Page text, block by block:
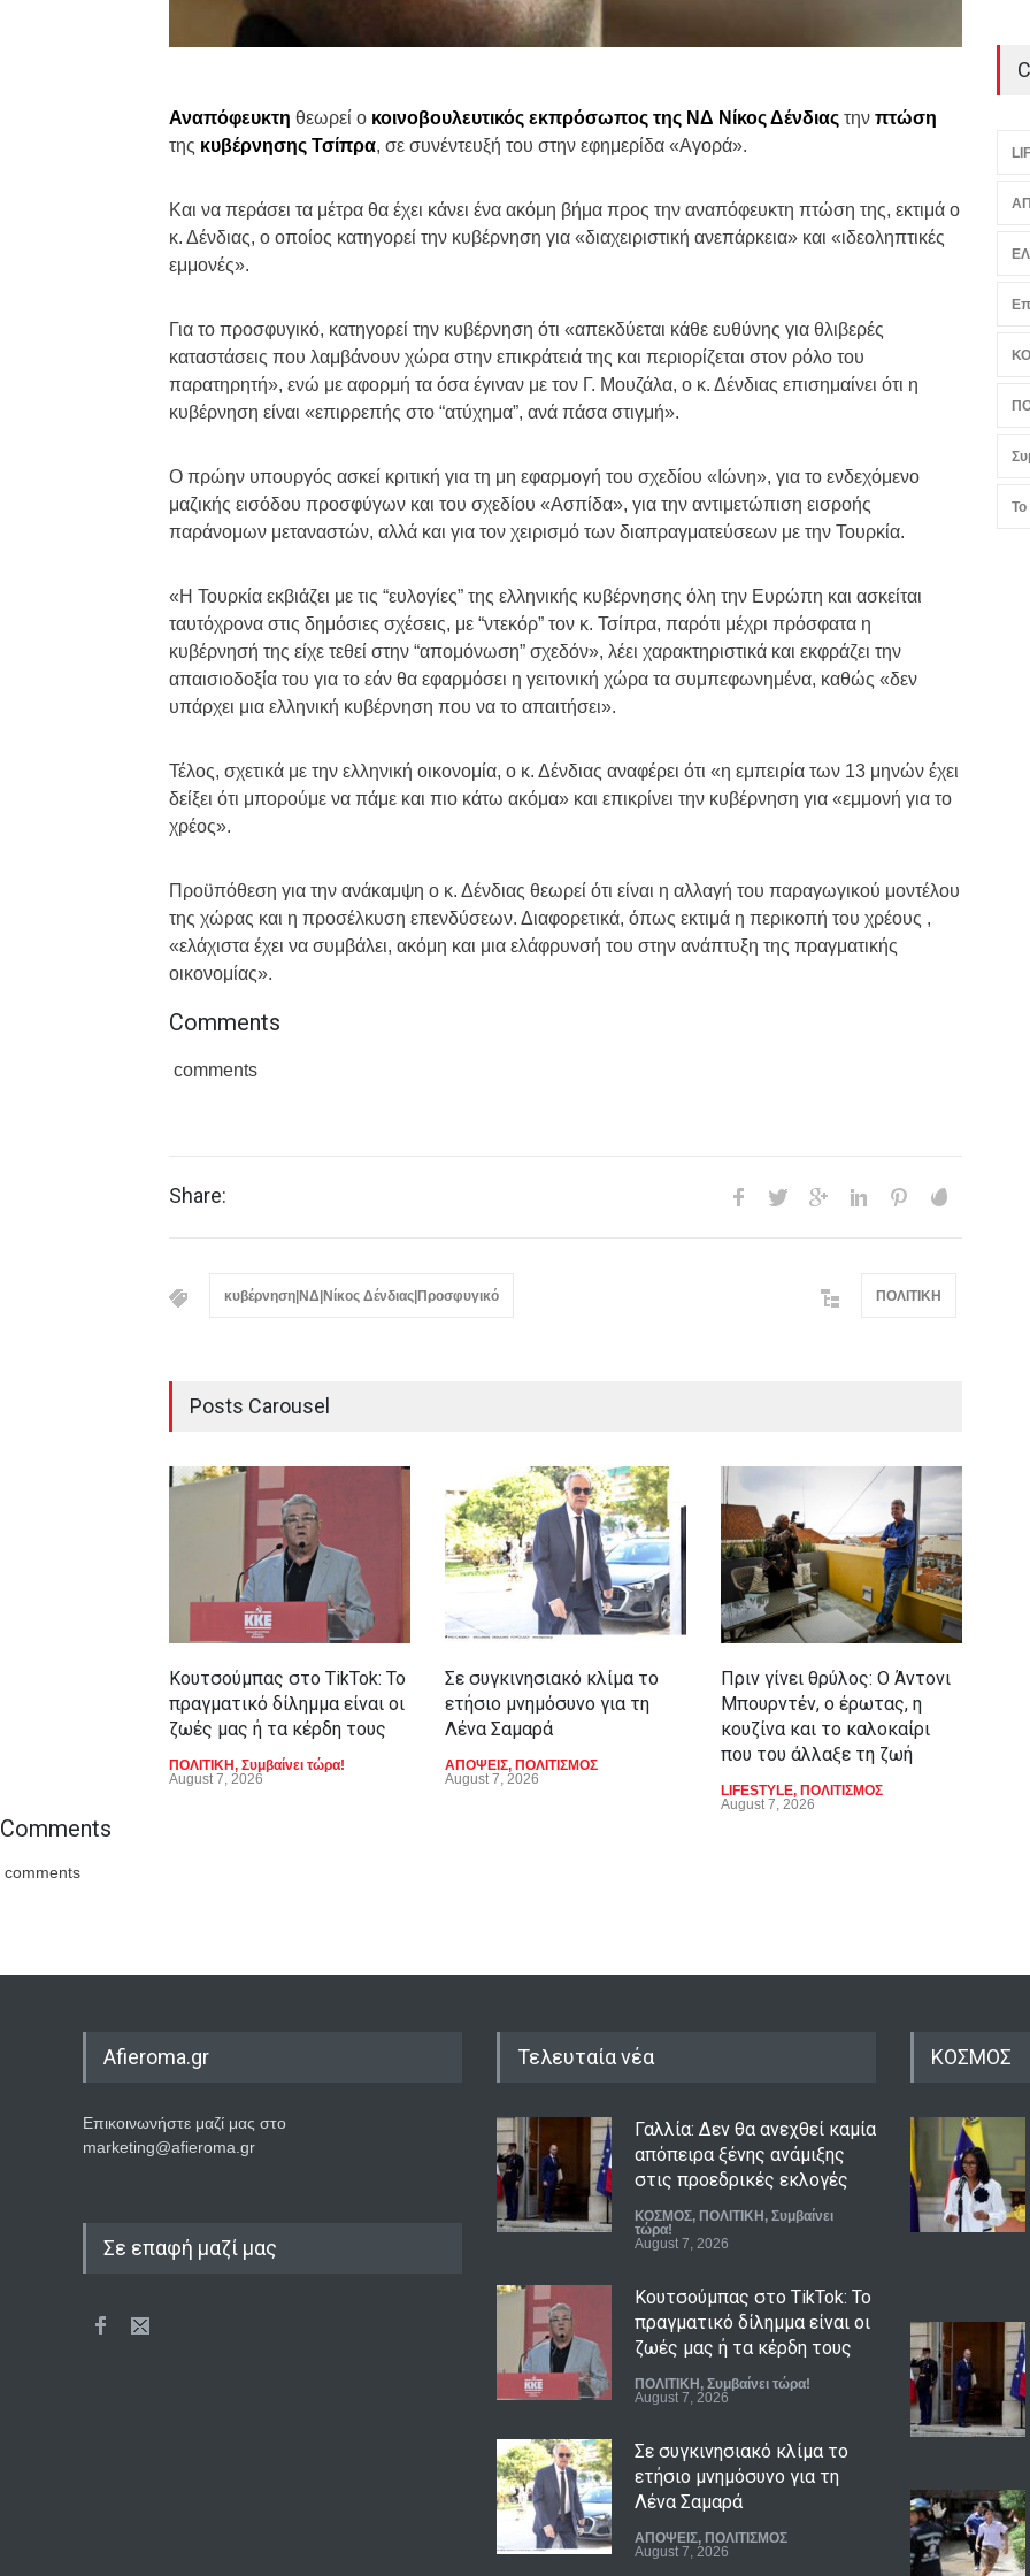
Αναπόφευκτη θεωρεί ο κοινοβουλευτικός εκπρόσωπος της ΝΔ Νίκος Δένδιας την πτώση
της κυβέρνησης Τσίπρα, σε συνέντευξή του στην εφημερίδα «Αγορά».
Και να περάσει τα μέτρα θα έχει κάνει ένα ακόμη βήμα προς την αναπόφευκτη πτώση της, εκτιμά ο
κ. Δένδιας, ο οποίος κατηγορεί την κυβέρνηση για «διαχειριστική ανεπάρκεια» και «ιδεοληπτικές
εμμονές».
Για το προσφυγικό, κατηγορεί την κυβέρνηση ότι «απεκδύεται κάθε ευθύνης για θλιβερές
καταστάσεις που λαμβάνουν χώρα στην επικράτειά της και περιορίζεται στον ρόλο του
παρατηρητή», ενώ με αφορμή τα όσα έγιναν με τον Γ. Μουζάλα, ο κ. Δένδιας επισημαίνει ότι η
κυβέρνηση είναι «επιρρεπής στο “ατύχημα”, ανά πάσα στιγμή».
Ο πρώην υπουργός ασκεί κριτική για τη μη εφαρμογή του σχεδίου «Ιώνη», για το ενδεχόμενο
μαζικής εισόδου προσφύγων και του σχεδίου «Ασπίδα», για την αντιμετώπιση εισροής
παράνομων μεταναστών, αλλά και για τον χειρισμό των διαπραγματεύσεων με την Τουρκία.
«Η Τουρκία εκβιάζει με τις “ευλογίες” της ελληνικής κυβέρνησης όλη την Ευρώπη και ασκείται
ταυτόχρονα στις δημόσιες σχέσεις, με “ντεκόρ” τον κ. Τσίπρα, παρότι μέχρι πρόσφατα η
κυβέρνησή της είχε τεθεί στην “απομόνωση” σχεδόν», λέει χαρακτηριστικά και εκφράζει την
απαισιοδοξία του για το εάν θα εφαρμόσει η γειτονική χώρα τα συμπεφωνημένα, καθώς «δεν
υπάρχει μια ελληνική κυβέρνηση που να το απαιτήσει».
Τέλος, σχετικά με την ελληνική οικονομία, ο κ. Δένδιας αναφέρει ότι «η εμπειρία των 13 μηνών έχει
δείξει ότι μπορούμε να πάμε και πιο κάτω ακόμα» και επικρίνει την κυβέρνηση για «εμμονή για το
χρέος».
Προϋπόθεση για την ανάκαμψη ο κ. Δένδιας θεωρεί ότι είναι η αλλαγή του παραγωγικού μοντέλου
της χώρας και η προσέλκυση επενδύσεων. Διαφορετικά, όπως εκτιμά η περικοπή του χρέους ,
«ελάχιστα έχει να συμβάλει, ακόμη και μια ελάφρυνσή του στην ανάπτυξη της πραγματικής
οικονομίας».
Comments
comments
Share:
κυβέρνηση|ΝΔ|Νίκος Δένδιας|Προσφυγικό ΠΟΛΙΤΙΚΗ
Posts Carousel
Κουτσούμπας στο TikTok: Το
πραγματικό δίλημμα είναι οι
ζωές μας ή τα κέρδη τους
ΠΟΛΙΤΙΚΗ, Συμβαίνει τώρα!
August 7, 2026
Σε συγκινησιακό κλίμα το
ετήσιο μνημόσυνο για τη
Λένα Σαμαρά
ΑΠΟΨΕΙΣ, ΠΟΛΙΤΙΣΜΟΣ
August 7, 2026
Πριν γίνει θρύλος: Ο Άντονι
Μπουρντέν, ο έρωτας, η
κουζίνα και το καλοκαίρι
που του άλλαξε τη ζωή
LIFESTYLE, ΠΟΛΙΤΙΣΜΟΣ
August 7, 2026
Το
Comments
comments
Afieroma.gr
Επικοινωνήστε μαζί μας στο
marketing@afieroma.gr
Σε επαφή μαζί μας
Τελευταία νέα
Γαλλία: Δεν θα ανεχθεί καμία
απόπειρα ξένης ανάμιξης
στις προεδρικές εκλογές
ΚΟΣΜΟΣ, ΠΟΛΙΤΙΚΗ , Συμβαίνει
τώρα!
August 7, 2026
Κουτσούμπας στο TikTok: Το
πραγματικό δίλημμα είναι οι
ζωές μας ή τα κέρδη τους
ΠΟΛΙΤΙΚΗ , Συμβαίνει τώρα!
August 7, 2026
Σε συγκινησιακό κλίμα το
ετήσιο μνημόσυνο για τη
Λένα Σαμαρά
ΑΠΟΨΕΙΣ, ΠΟΛΙΤΙΣΜΟΣ
August 7, 2026
ΚΟΣΜΟΣ